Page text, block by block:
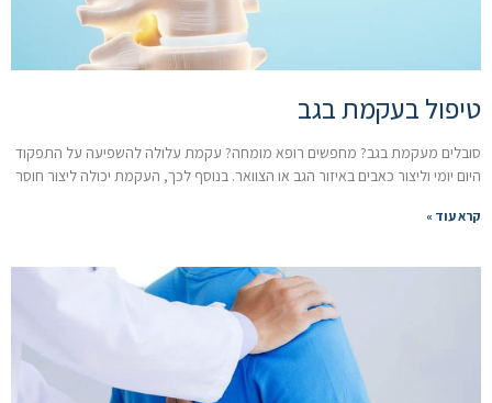
טיפול בעקמת בגב
סובלים מעקמת בגב? מחפשים רופא מומחה? עקמת עלולה להשפיעה על התפקוד
היום יומי וליצור כאבים באיזור הגב או הצוואר. בנוסף לכך, העקמת יכולה ליצור חוסר
קרא עוד »